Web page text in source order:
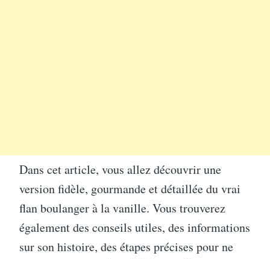
Dans cet article, vous allez découvrir une
version fidèle, gourmande et détaillée du vrai
flan boulanger à la vanille. Vous trouverez
également des conseils utiles, des informations
sur son histoire, des étapes précises pour ne